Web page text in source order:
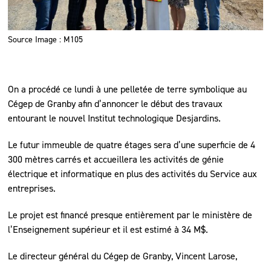
Source Image : M105
On a procédé ce lundi à une pelletée de terre symbolique au
Cégep de Granby afin d’annoncer le début des travaux
entourant le nouvel Institut technologique Desjardins.
Le futur immeuble de quatre étages sera d’une superficie de 4
300 mètres carrés et accueillera les activités de génie
électrique et informatique en plus des activités du Service aux
entreprises.
Le projet est financé presque entièrement par le ministère de
l’Enseignement supérieur et il est estimé à 34 M$.
Le directeur général du Cégep de Granby, Vincent Larose,